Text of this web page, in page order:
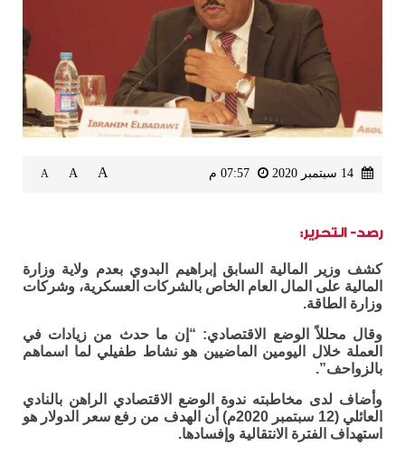
A
A
A
رصد- التحرير:
كشف وزير المالية السابق إبراهيم البدوي بعدم ولاية وزارة
المالية على المال العام الخاص بالشركات العسكرية، وشركات
وزارة الطاقة.
وقال محللاً الوضع الاقتصادي: “إن ما حدث من زيادات في
العملة خلال اليومين الماضيين هو نشاط طفيلي لما اسماهم
بالزواحف”.
وأضاف لدى مخاطبته ندوة الوضع الاقتصادي الراهن بالنادي
العائلي (12 سبتمبر 2020م) أن الهدف من رفع سعر الدولار هو
استهداف الفترة الانتقالية وإفسادها.